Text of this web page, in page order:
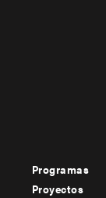
Footer
Programas
Proyectos